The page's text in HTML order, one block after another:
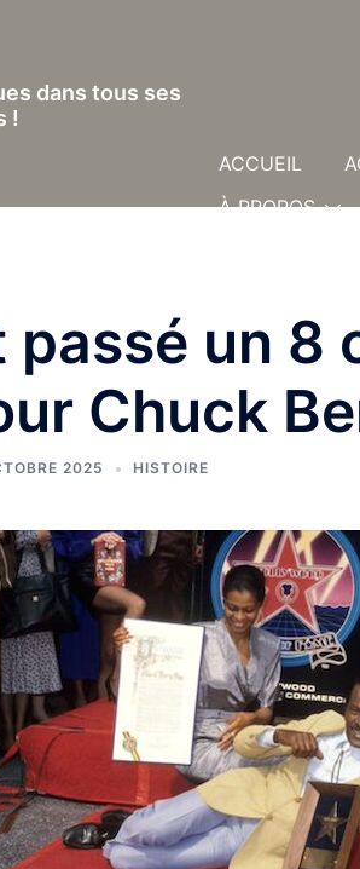
dans tous ses
!
ACCUEIL
À PROPOS
passé un
Chuck
2025 HISTOIRE